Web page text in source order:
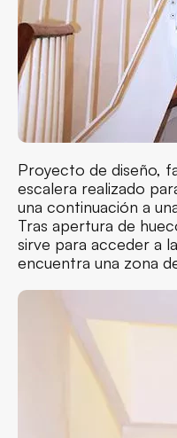
Proyecto de diseño,
escalera realizado
una continuación a
Tras apertura de
sirve para acceder a
encuentra una zona